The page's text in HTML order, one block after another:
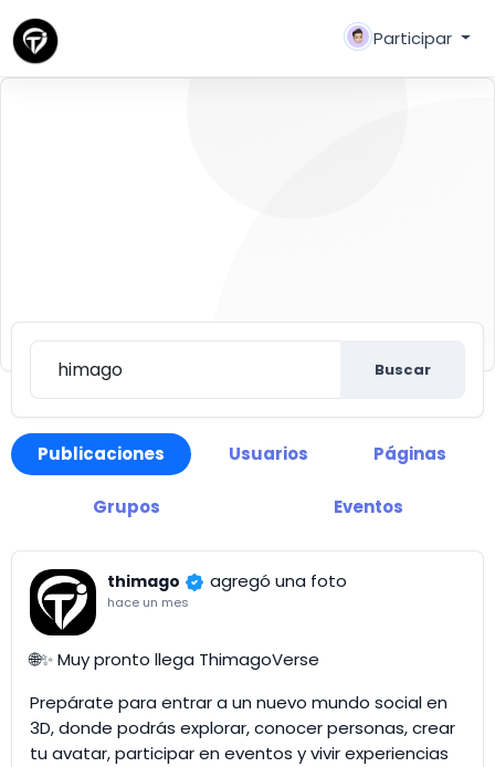
Participar
Buscar
Publicaciones Usuarios Páginas
Grupos Eventos
thimago agregó una foto
hace un mes
🌐✨ Muy pronto llega ThimagoVerse
Prepárate para entrar a un nuevo mundo social en
3D, donde podrás explorar, conocer personas, crear
tu avatar, participar en eventos y vivir experiencias